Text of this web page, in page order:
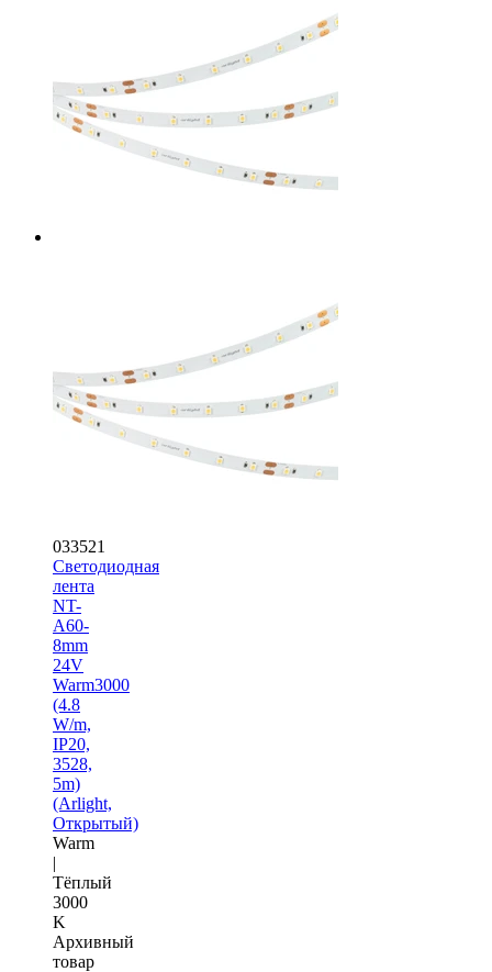
033521
Светодиодная
лента
NT-
A60-
8mm
24V
Warm3000
(4.8
W/m,
IP20,
3528,
5m)
(Arlight,
Открытый)
Warm
|
Тёплый
3000
K
Архивный
товар